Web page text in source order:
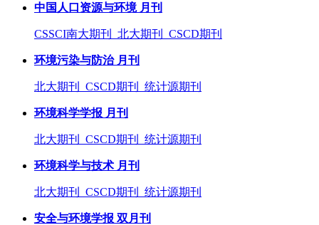
中国人口资源与环境 月刊
CSSCI南大期刊 北大期刊 CSCD期刊
环境污染与防治 月刊
北大期刊 CSCD期刊 统计源期刊
环境科学学报 月刊
北大期刊 CSCD期刊 统计源期刊
环境科学与技术 月刊
北大期刊 CSCD期刊 统计源期刊
安全与环境学报 双月刊